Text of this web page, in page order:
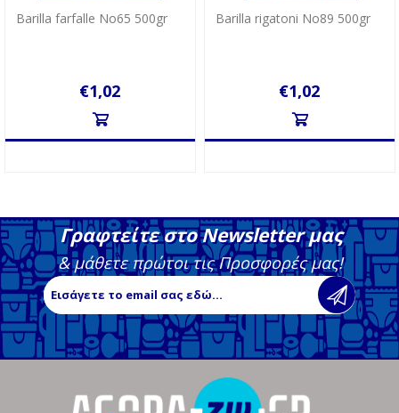
Barilla farfalle No65 500gr
€1,02
Barilla rigatoni No89 500gr
€1,02
Γραφτείτε στο Newsletter μας
& μάθετε πρώτοι τις Προσφορές μας!